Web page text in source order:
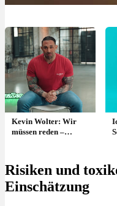
Kevin Wolter: Wir
müssen reden –
Risiken und
Einschätzung